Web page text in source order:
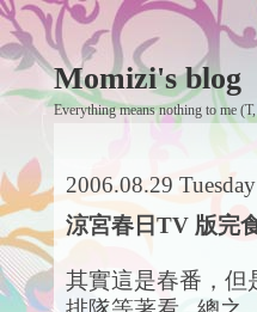
Momizi's blog
Everything means nothing to me
2006.08.29 Tuesday
涼宮春日TV 版完
其實這是春番，但